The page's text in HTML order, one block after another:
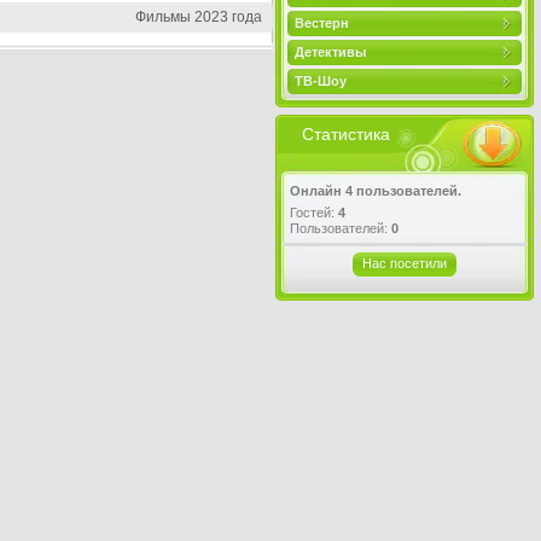
Вестерн
Детективы
ТВ-Шоу
Статистика
Онлайн 4 пользователей.
Гостей: 4
Пользователей: 0
Нас посетили
Фильмы 2023 года